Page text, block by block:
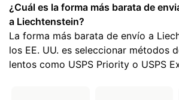
¿Cuál es la forma más barata de
a Liechtenstein?
La forma más barata de envío a
los EE. UU. es seleccionar métodos
lentos como USPS Priority o USPS